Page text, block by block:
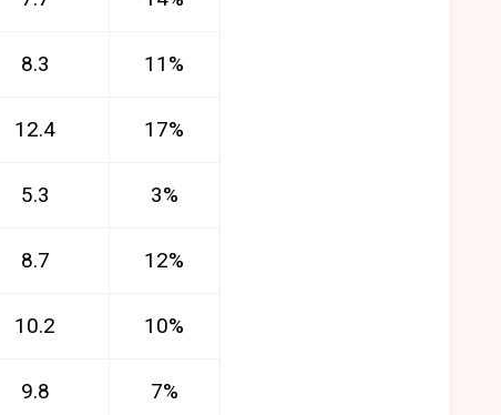
8.3 11%
12.4 17%
5.3 3%
8.7 12%
10.2 10%
9.8 7%